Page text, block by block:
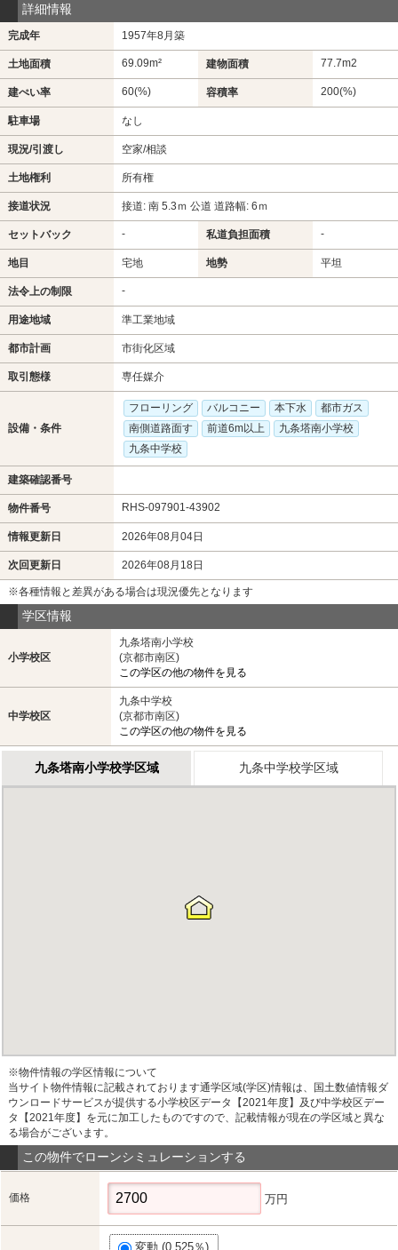
詳細情報
完成年 1957年8月築
土地面積 69.09m² 建物面積 77.7m2
建ぺい率 60(%) 容積率 200(%)
駐車場 なし
現況/引渡し 空家/相談
土地権利 所有権
接道状況 接道: 南 5.3ｍ 公道 道路幅: 6ｍ
セットバック - 私道負担面積 -
地目 宅地 地勢 平坦
法令上の制限 -
用途地域 準工業地域
都市計画 市街化区域
取引態様 専任媒介
設備・条件
フローリング バルコニー 本下水
都市ガス
南側道路面す
前道6m以上
九条塔南小学校
九条中学校
建築確認番号
物件番号 RHS-097901-43902
情報更新日 2026年08月04日
次回更新日 2026年08月18日
※各種情報と差異がある場合は現況優先となります
学区情報
小学校区
九条塔南小学校
(京都市南区)
この学区の他の物件を見る
中学校区
九条中学校
(京都市南区)
この学区の他の物件を見る
九条塔南小学校学区域 九条中学校学区域
※物件情報の学区情報について
当サイト物件情報に記載されております通学区域(学区)情報は、国土数値情報ダ
ウンロードサービスが提供する小学校区データ【2021年度】及び中学校区デー
タ【2021年度】を元に加工したものですので、記載情報が現在の学区域と異な
る場合がございます。
この物件でローンシミュレーションする
価格 万円
変動 (0.525％)